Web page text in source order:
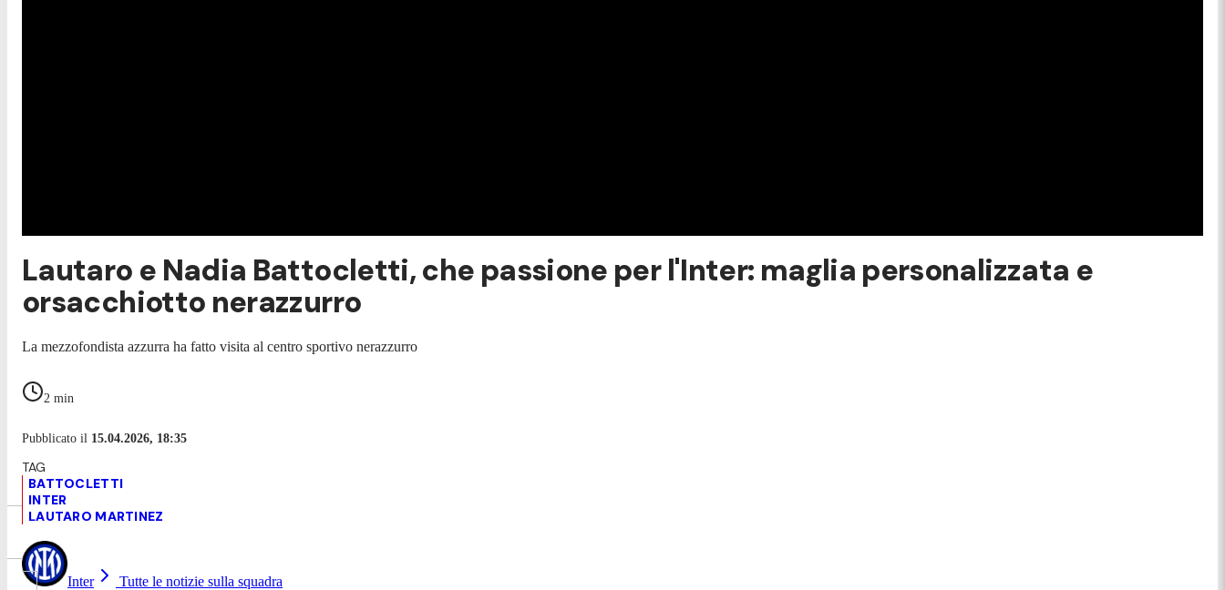
Lautaro e Nadia Battocletti, che passione per l'Inter: maglia personalizzata e
orsacchiotto nerazzurro
La mezzofondista azzurra ha fatto visita al centro sportivo nerazzurro
2 min
Pubblicato il 15.04.2026, 18:35
BATTOCLETTI
INTER
LAUTARO MARTINEZ
Inter Tutte le notizie sulla squadra